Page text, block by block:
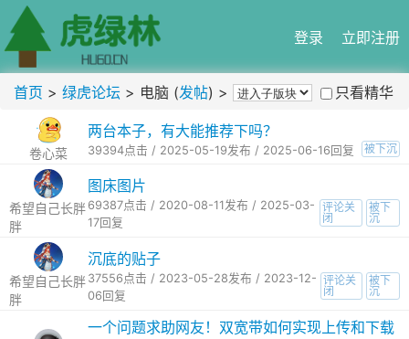
登录 立即注册
首页 > 绿虎论坛 > 电脑 (发帖) > 只看精华
卷心菜
两台本子，有大能推荐下吗？
39394点击 / 2025-05-19发布 / 2025-06-16回复 被下沉
希望自己长胖
胖
图床图片
69387点击 / 2020-08-11发布 / 2025-03-
17回复
评论关
闭
被下
沉
希望自己长胖
胖
沉底的贴子
37556点击 / 2023-05-28发布 / 2023-12-
06回复
评论关
闭
被下
沉
一个问题求助网友！双宽带如何实现上传和下载